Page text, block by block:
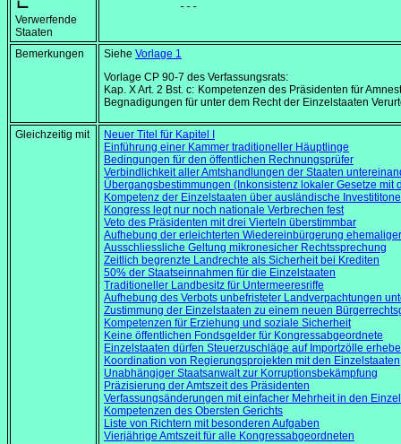
┗━
Verwerfende
Staaten
            ---
Bemerkungen Siehe Vorlage 1
Vorlage CP 90-7 des Verfassungsrats:
Kap. X Art. 2 Bst. c: Kompetenzen des Präsidenten für
Begnadigungen für unter dem Recht der Einzelstaaten
Gleichzeitig mit
Neuer Titel für Kapitel I
Einführung einer Kammer traditioneller Häuptlinge
Bedingungen für den öffentlichen Rechnungsprüfer
Verbindlichkeit aller Amtshandlungen der Staaten
Übergangsbestimmungen (Inkonsistenz lokaler Gesetze mit
Kompetenz der Einzelstaaten über ausländische
Kongress legt nur noch nationale Verbrechen fest
Veto des Präsidenten mit drei Vierteln überstimmbar
Aufhebung der erleichterten Wiedereinbürgerung
Ausschliessliche Geltung mikronesicher Rechtssprechung
Zeitlich begrenzte Landrechte als Sicherheit bei Krediten
50% der Staatseinnahmen für die Einzelstaaten
Traditioneller Landbesitz für Untermeeresriffe
Aufhebung des Verbots unbefristeter Landverpachtungen
Zustimmung der Einzelstaaten zu einem neuen
Kompetenzen für Erziehung und soziale Sicherheit
Keine öffentlichen Fondsgelder für Kongressabgeordnete
Einzelstaaten dürfen Steuerzuschläge auf Importzölle
Koordination von Regierungsprojekten mit den Einzelstaaten
Unabhängiger Staatsanwalt zur Korruptionsbekämpfung
Präzisierung der Amtszeit des Präsidenten
Verfassungsänderungen mit einfacher Mehrheit in den
Kompetenzen des Obersten Gerichts
Liste von Richtern mit besonderen Aufgaben
Vierjährige Amtszeit für alle Kongressabgeordneten